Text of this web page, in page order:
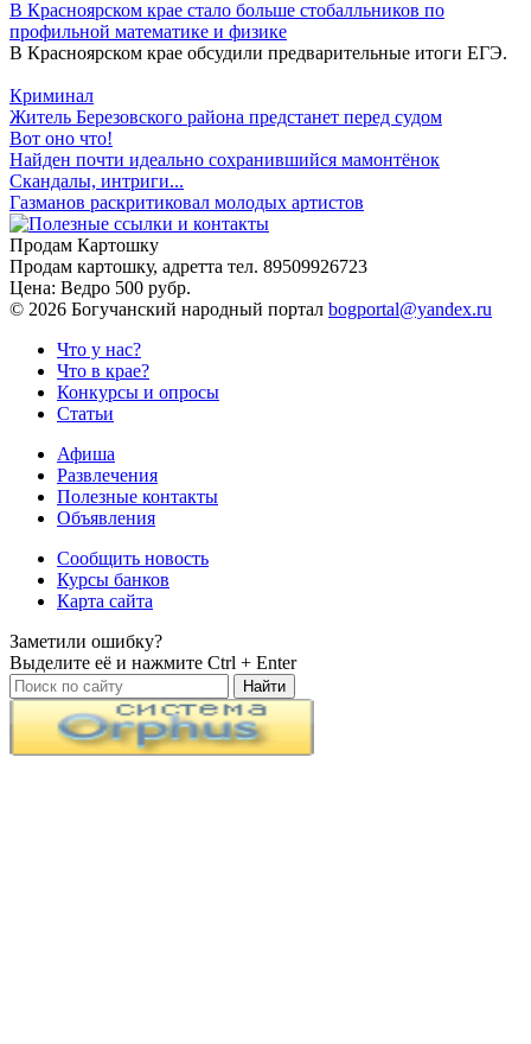
В Красноярском крае стало больше стобалльников по
профильной математике и физике
В Красноярском крае обсудили предварительные итоги ЕГЭ.
Криминал
Житель Березовского района предстанет перед судом
Вот оно что!
Найден почти идеально сохранившийся мамонтёнок
Скандалы, интриги...
Газманов раскритиковал молодых артистов
Продам Картошку
Продам картошку, адретта тел. 89509926723
Цена: Ведро 500 рубр.
© 2026 Богучанский народный портал bogportal@yandex.ru
Что у нас?
Что в крае?
Конкурсы и опросы
Статьи
Афиша
Развлечения
Полезные контакты
Объявления
Сообщить новость
Курсы банков
Карта сайта
Заметили ошибку?
Выделите её и нажмите Ctrl + Enter